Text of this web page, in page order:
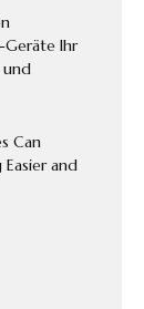
Geräte Ihr
und
Can
and